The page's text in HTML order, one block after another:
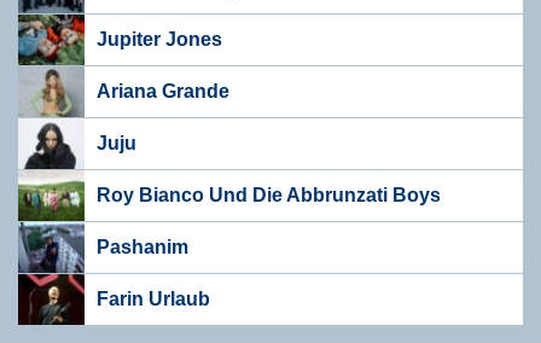
Jupiter Jones
Ariana Grande
Juju
Roy Bianco Und Die Abbrunzati Boys
Pashanim
Farin Urlaub